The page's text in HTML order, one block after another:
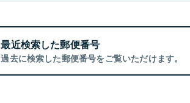
最近検索した郵便番号
過去に検索した郵便番号をご覧いただけます。